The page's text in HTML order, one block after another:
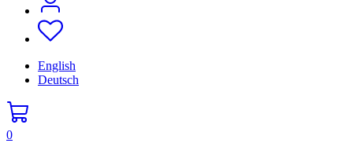
English
Deutsch
0